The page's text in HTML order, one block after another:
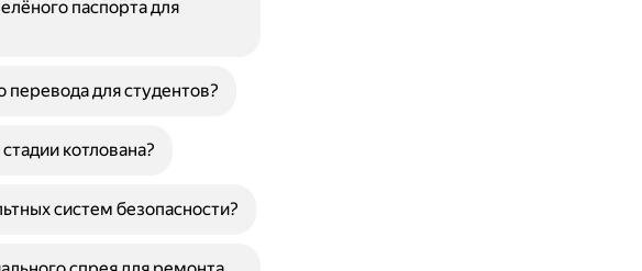
паспорта для
для студентов?
котлована?
систем безопасности?